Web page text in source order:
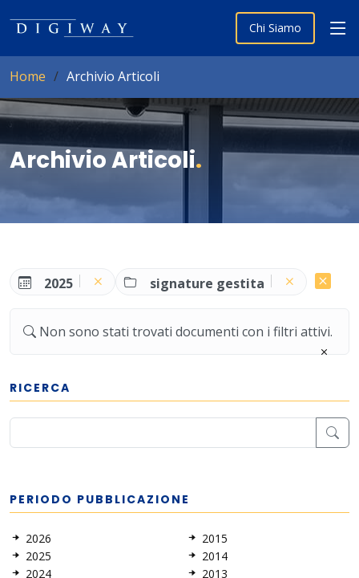
Chi Siamo
Home Archivio Articoli
Archivio Articoli.
2025 signature gestita
Non sono stati trovati documenti con i filtri attivi.
RICERCA
PERIODO PUBBLICAZIONE
2026
2025
2024
2015
2014
2013